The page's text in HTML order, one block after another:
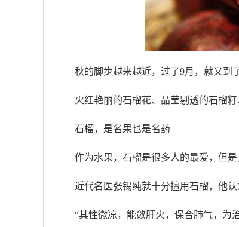
秋的脚步越来越近，过了9月，就又到
火红艳丽的石榴花、晶莹剔透的石榴
石榴，是名果也是名药
作为水果，石榴是很多人的最爱，但
近代名医张锡纯就十分擅用石榴，他认
“其性微凉，能敛肝火，保合肺气，为